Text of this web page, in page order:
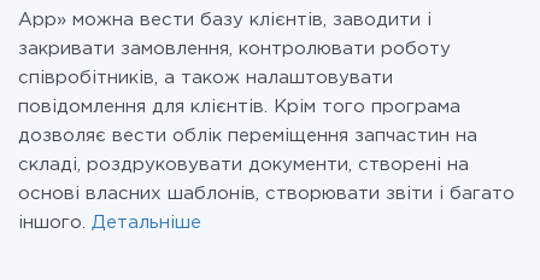
App» можна вести базу клієнтів, заводити і
закривати замовлення, контролювати роботу
співробітників, а також налаштовувати
повідомлення для клієнтів. Крім того програма
дозволяє вести облік переміщення запчастин на
складі, роздруковувати документи, створені на
основі власних шаблонів, створювати звіти і багато
іншого. Детальніше